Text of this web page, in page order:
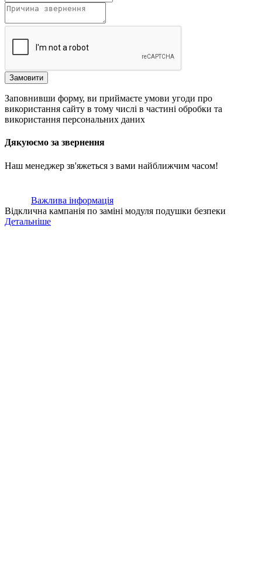
Замовити
Заповнивши форму, ви приймаєте умови угоди про
використання сайту в тому числі в частині обробки та
використання персональних даних
Дякуюємо за звернення
Наш менеджер зв'яжеться з вами найближчим часом!
Важлива інформація
Відклична кампанія по заміні модуля подушки безпеки
Детальніше